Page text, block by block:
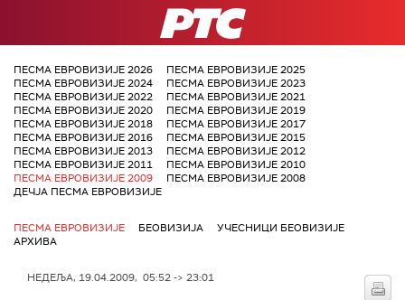
РТС
ПЕСМА ЕВРОВИЗИЈЕ 2026
ПЕСМА ЕВРОВИЗИЈЕ 2025
ПЕСМА ЕВРОВИЗИЈЕ 2024
ПЕСМА ЕВРОВИЗИЈЕ 2023
ПЕСМА ЕВРОВИЗИЈЕ 2022
ПЕСМА ЕВРОВИЗИЈЕ 2021
ПЕСМА ЕВРОВИЗИЈЕ 2020
ПЕСМА ЕВРОВИЗИЈЕ 2019
ПЕСМА ЕВРОВИЗИЈЕ 2018
ПЕСМА ЕВРОВИЗИЈЕ 2017
ПЕСМА ЕВРОВИЗИЈЕ 2016
ПЕСМА ЕВРОВИЗИЈЕ 2015
ПЕСМА ЕВРОВИЗИЈЕ 2013
ПЕСМА ЕВРОВИЗИЈЕ 2012
ПЕСМА ЕВРОВИЗИЈЕ 2011
ПЕСМА ЕВРОВИЗИЈЕ 2010
ПЕСМА ЕВРОВИЗИЈЕ 2009
ПЕСМА ЕВРОВИЗИЈЕ 2008
ДЕЧЈА ПЕСМА ЕВРОВИЗИЈЕ
ПЕСМА ЕВРОВИЗИЈЕ БЕОВИЗИЈА
УЧЕСНИЦИ БЕОВИЗИЈЕ
АРХИВА
НЕДЕЉА, 19.04.2009, 05:52 -> 23:01